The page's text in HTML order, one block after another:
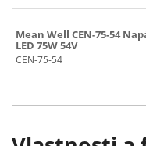
Mean Well CEN-75-54
LED 75W 54V
CEN-75-54